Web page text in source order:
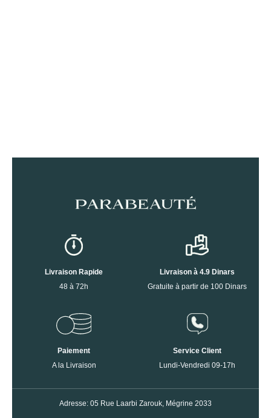
Livraison Rapide
48 à 72h
Livraison à 4.9 Dinars
Gratuite à partir de 100 Dinars
Paiement
A la Livraison
Service Client
Lundi-Vendredi 09-17h
Adresse: 05 Rue Laarbi Zarouk, Mégrine 2033